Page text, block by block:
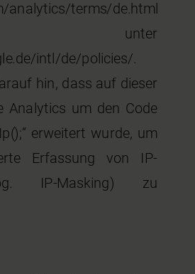
analytics/terms/de.html
unter
intl/de/policies/.
hin, dass auf dieser
Analytics um den Code
erweitert wurde, um
Erfassung von IP-
IP-Masking) zu